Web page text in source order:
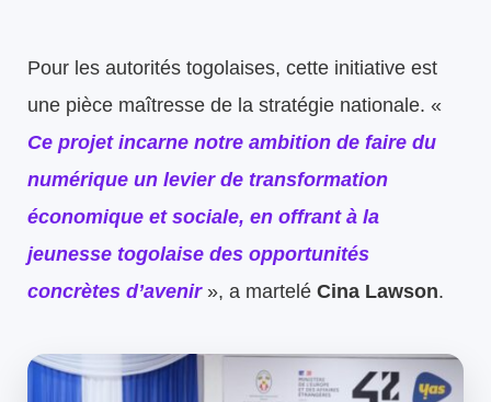
Pour les autorités togolaises, cette initiative est
une pièce maîtresse de la stratégie nationale. «
Ce projet incarne notre ambition de faire du
numérique un levier de transformation
économique et sociale, en offrant à la
jeunesse togolaise des opportunités
concrètes d’avenir», a martelé Cina Lawson.